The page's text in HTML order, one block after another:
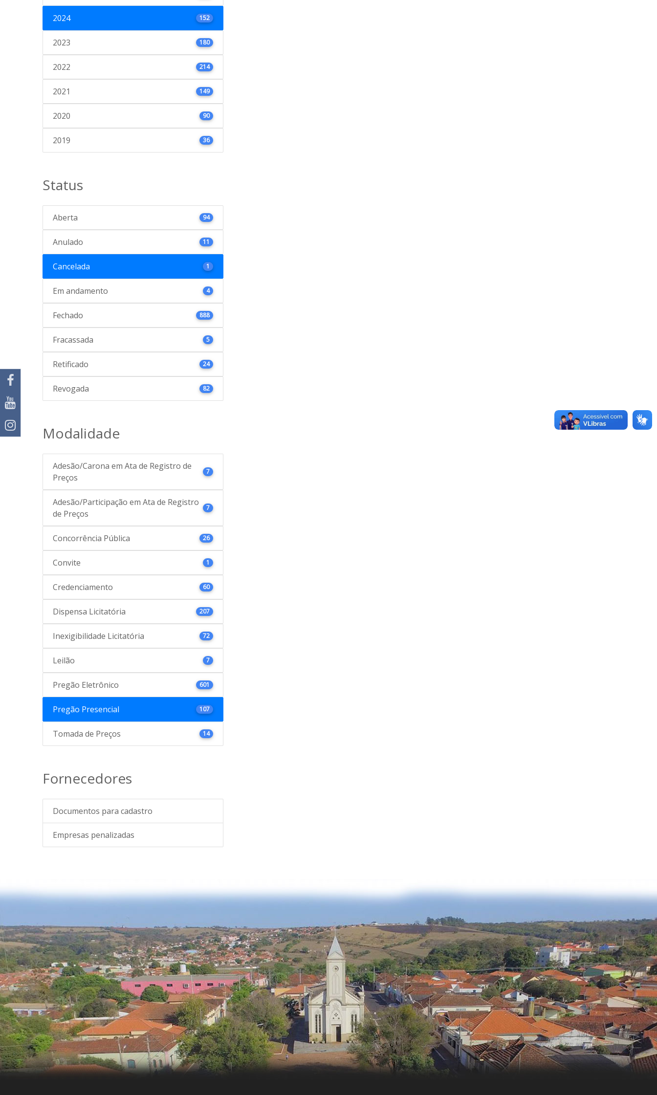
2024 152
2023 180
2022 214
2021 149
2020 90
2019 36
Status
Aberta 94
Anulado 11
Cancelada 1
Em andamento 4
Fechado 888
Fracassada 5
Retificado 24
Revogada 82
Modalidade
Adesão/Carona em Ata de Registro de
Preços
7
Adesão/Participação em Ata de Registro
de Preços
7
Concorrência Pública 26
Convite 1
Credenciamento 60
Dispensa Licitatória 207
Inexigibilidade Licitatória 72
Leilão 7
Pregão Eletrônico 601
Pregão Presencial 107
Tomada de Preços 14
Fornecedores
Documentos para cadastro
Empresas penalizadas